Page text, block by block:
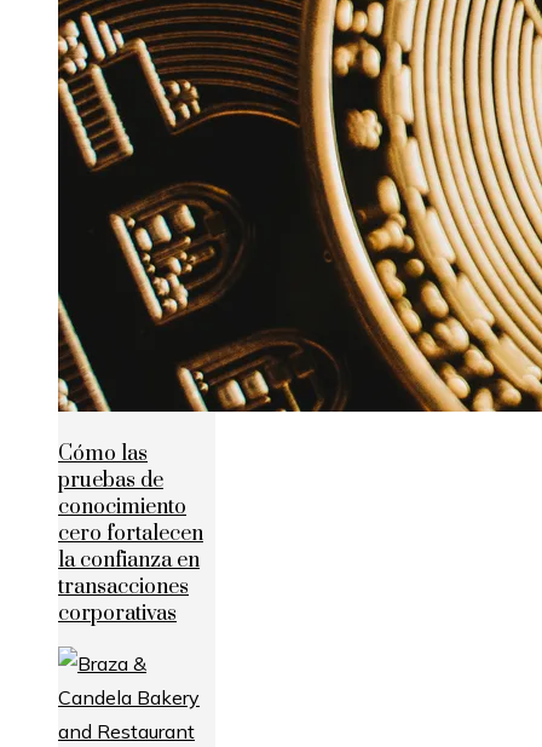
Cómo las
pruebas de
conocimiento
cero fortalecen
la confianza en
transacciones
corporativas